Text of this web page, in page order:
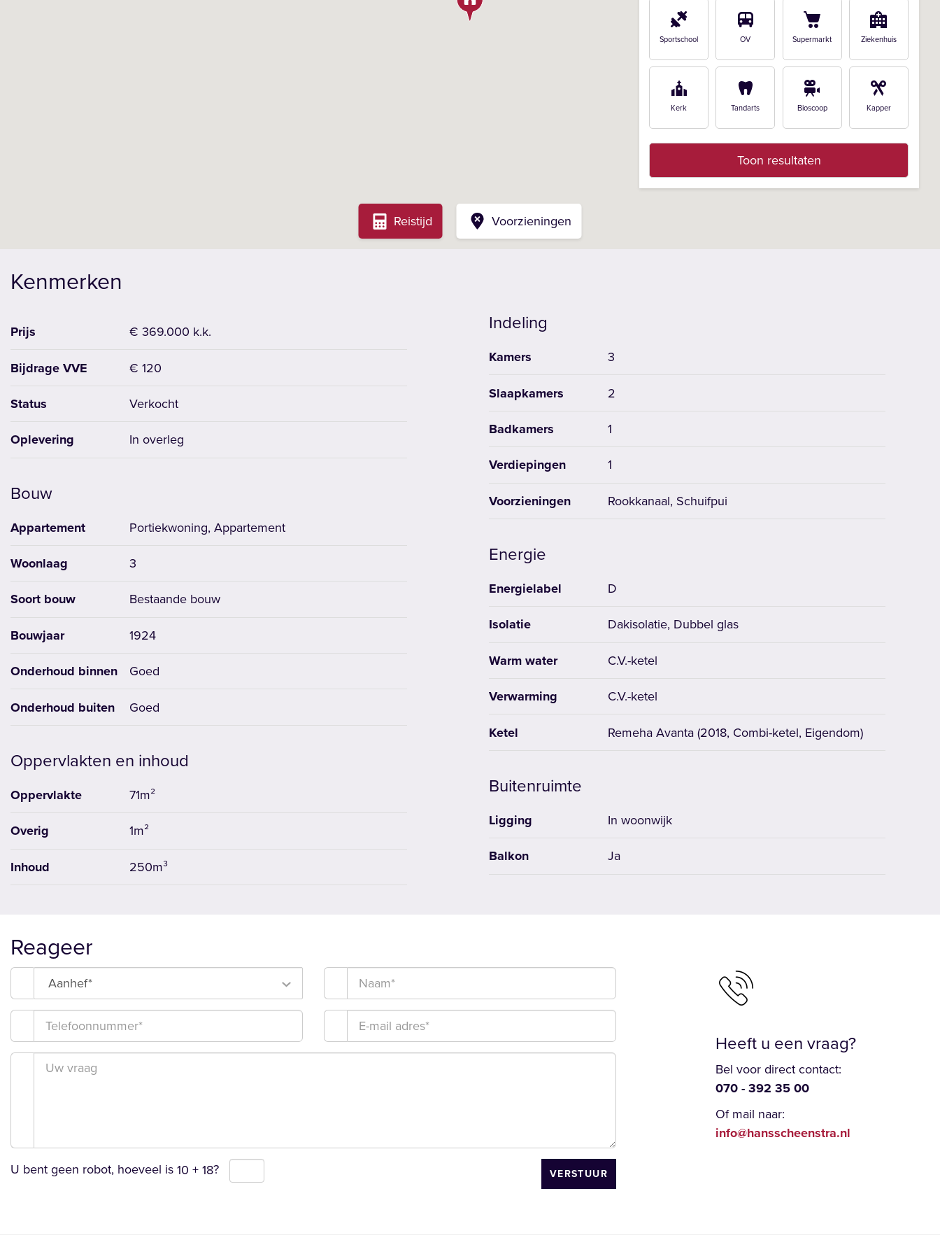
Reistijd Voorzieningen
Sportschool OV Supermarkt Ziekenhuis
Kerk Tandarts Bioscoop Kapper
Toon resultaten
Kenmerken
Prijs € 369.000 k.k.
Bijdrage VVE € 120
Status Verkocht
Oplevering In overleg
Bouw
Appartement Portiekwoning, Appartement
Woonlaag 3
Soort bouw Bestaande bouw
Bouwjaar 1924
Onderhoud binnen Goed
Onderhoud buiten Goed
Oppervlakten en inhoud
Oppervlakte 71m²
Overig 1m²
Inhoud 250m³
Indeling
Kamers 3
Slaapkamers 2
Badkamers 1
Verdiepingen 1
Voorzieningen Rookkanaal, Schuifpui
Energie
Energielabel D
Isolatie Dakisolatie, Dubbel glas
Warm water C.V.-ketel
Verwarming C.V.-ketel
Ketel Remeha Avanta (2018, Combi-ketel, Eigendom)
Buitenruimte
Ligging In woonwijk
Balkon Ja
Reageer
Aanhef*
U bent geen robot, hoeveel is 10 + 18? VERSTUUR
Heeft u een vraag?
Bel voor direct contact:
070 - 392 35 00
Of mail naar:
info@hansscheenstra.nl